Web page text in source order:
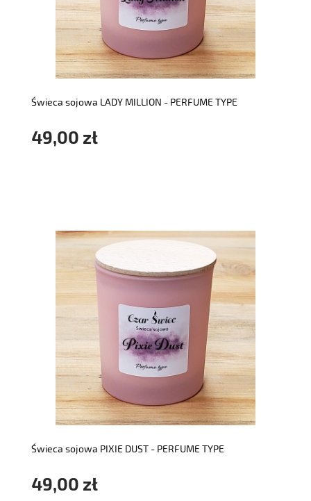
Świeca sojowa LADY MILLION - PERFUME TYPE
49,00 zł
do koszyka
Świeca sojowa PIXIE DUST - PERFUME TYPE
49,00 zł
do koszyka